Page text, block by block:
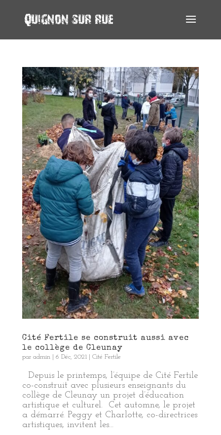
Cité Fertile se construit aussi avec
le collège de Cleunay
par admin| 6 Déc, 2021| Cité Fertile
Depuis le printemps, l’équipe de Cité Fertile
co-construit avec plusieurs enseignants du
collège de Cleunay un projet d’éducation
artistique et culturel. Cet automne, le projet
a démarré. Peggy et Charlotte, co-directrices
artistiques, invitent les...